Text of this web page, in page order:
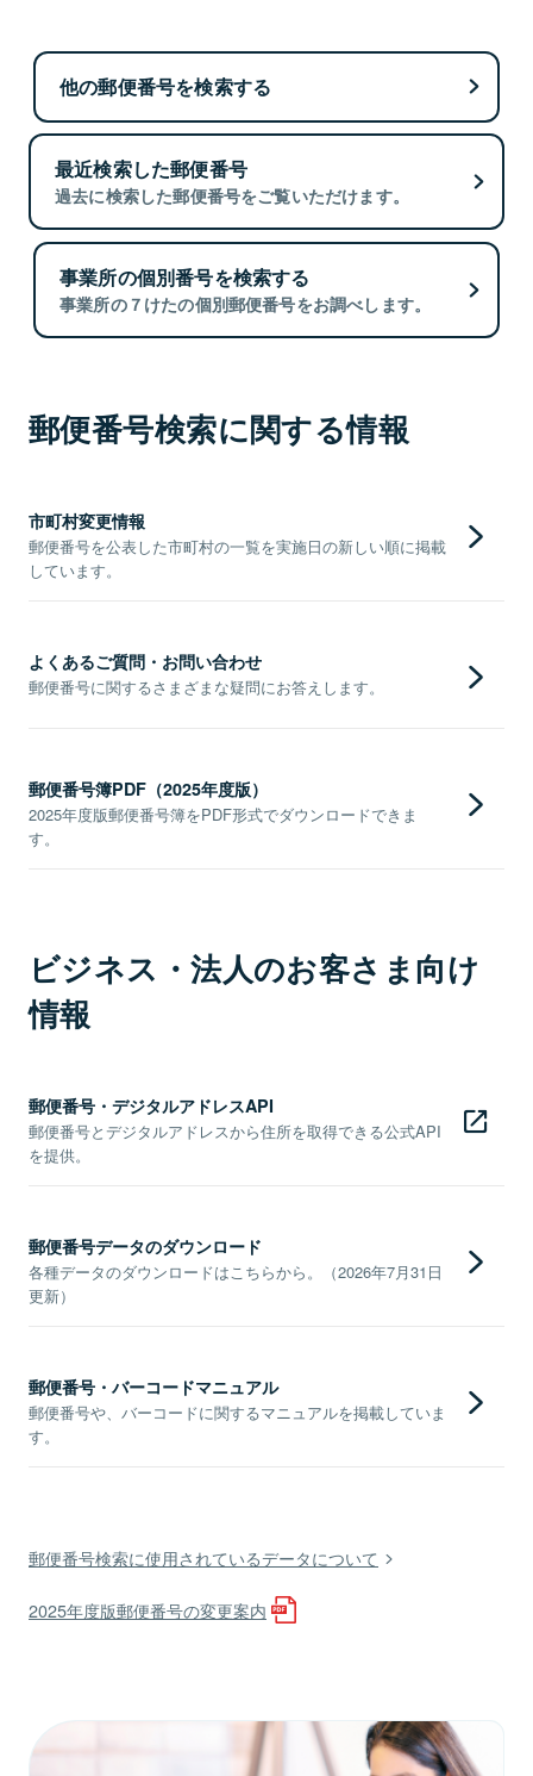
他の郵便番号を検索する
最近検索した郵便番号
過去に検索した郵便番号をご覧いただけます。
事業所の個別番号を検索する
事業所の７けたの個別郵便番号をお調べします。
郵便番号検索に関する情報
市町村変更情報
郵便番号を公表した市町村の一覧を実施日の新しい順に掲載
しています。
よくあるご質問・お問い合わせ
郵便番号に関するさまざまな疑問にお答えします。
郵便番号簿PDF（2025年度版）
2025年度版郵便番号簿をPDF形式でダウンロードできま
す。
ビジネス・法人のお客さま向け
情報
郵便番号・デジタルアドレスAPI
郵便番号とデジタルアドレスから住所を取得できる公式API
を提供。
郵便番号データのダウンロード
各種データのダウンロードはこちらから。（2026年7月31日
更新）
郵便番号・バーコードマニュアル
郵便番号や、バーコードに関するマニュアルを掲載していま
す。
郵便番号検索に使用されているデータについて
2025年度版郵便番号の変更案内